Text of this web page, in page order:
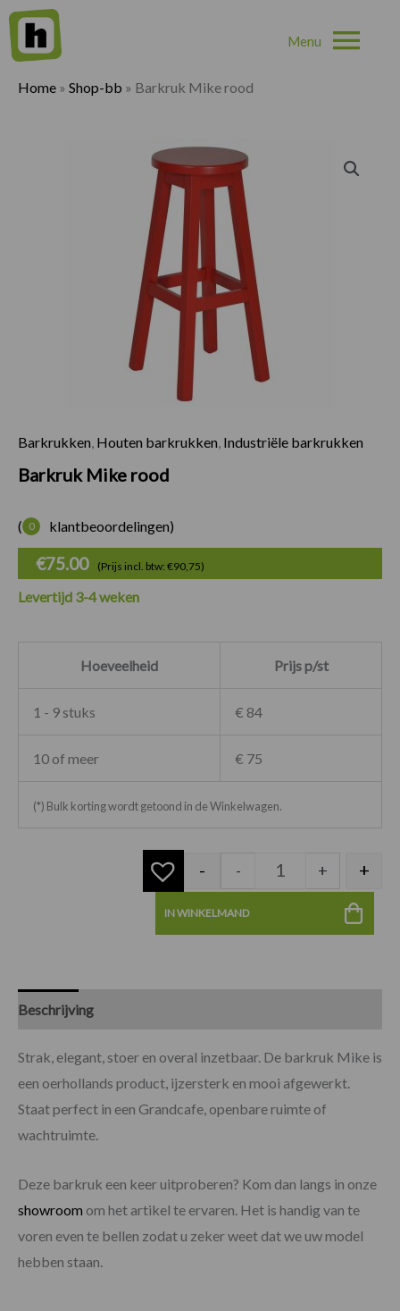
Home » Shop-bb » Barkruk Mike rood
Barkrukken Houten barkrukken Industriële barkrukken
Barkruk Mike rood
( 0 klantbeoordelingen)
€75.00 (Prijs incl. btw: €90,75)
Levertijd 3-4 weken
Hoeveelheid Prijs p/st
1 - 9 stuks € 84
10 of meer € 75
(*) Bulk korting wordt getoond in de Winkelwagen.
Barkruk Mike
- - + +
IN WINKELMAND
Beschrijving
Strak, elegant, stoer en overal inzetbaar. De barkruk Mike is
een oerhollands product, ijzersterk en mooi afgewerkt.
Staat perfect in een Grandcafe, openbare ruimte of
wachtruimte.
Deze barkruk een keer uitproberen? Kom dan langs in onze
showroom om het artikel te ervaren. Het is handig van te
voren even te bellen zodat u zeker weet dat we uw model
hebben staan.